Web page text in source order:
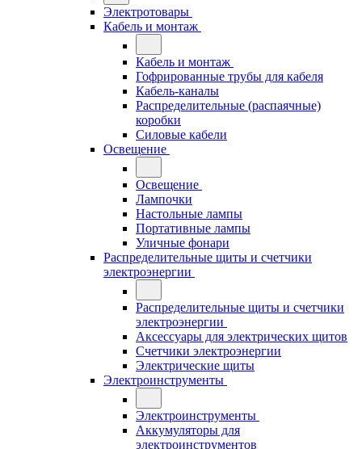
Электротовары
Кабель и монтаж
Кабель и монтаж
Гофрированные трубы для кабеля
Кабель-каналы
Распределительные (распаячные)
коробки
Силовые кабели
Освещение
Освещение
Лампочки
Настольные лампы
Портативные лампы
Уличные фонари
Распределительные щиты и счетчики
электроэнергии
Распределительные щиты и счетчики
электроэнергии
Аксессуары для электрических щитов
Счетчики электроэнергии
Электрические щиты
Электроинструменты
Электроинструменты
Аккумуляторы для
электроинструментов